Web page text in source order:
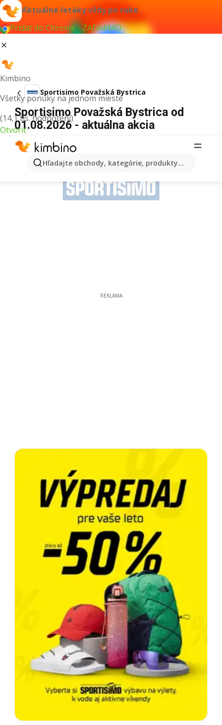
Aktuálne letáky vždy po ruke
Pridať do Chrome - ZADARMO
Kimbino
Všetky ponuky na jednom mieste
(14,1 tis. hodnotení)
Otvoriť
Hľadajte obchody, kategórie, produkty...
Sportisimo Považská Bystrica
Sportisimo Považská Bystrica od
01.08.2026 - aktuálna akcia
REKLAMA